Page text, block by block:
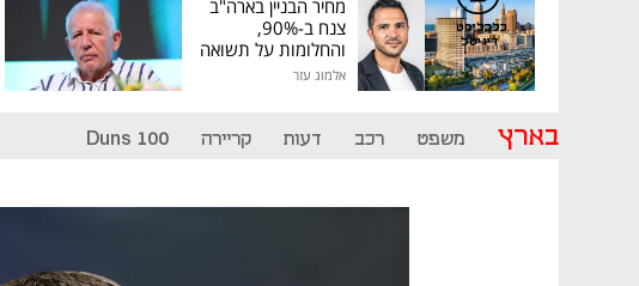
מחיר הבניין בארה"ב
צנח ב-90%,
והחלומות על תשואה
גבוהה התנפצו
אלמוג עזר
בארץ משפט רכב דעות קריירה Duns 100
כלכליסט
דיגיטל